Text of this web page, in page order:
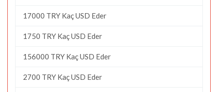
17000 TRY Kaç USD Eder
1750 TRY Kaç USD Eder
156000 TRY Kaç USD Eder
2700 TRY Kaç USD Eder